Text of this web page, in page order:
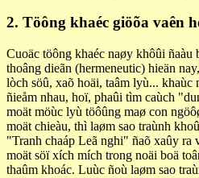
2. Töông khaéc giöõa vaên
Cuoäc töông khaéc naøy khôûi
thoâng dieãn (hermeneutic) hieän
lòch söû, xaõ hoäi, taâm lyù... khaùc
ñieåm nhau, hoï, phaûi tìm caùch
moät möùc lyù töôûng maø con
moät chieàu, thì laøm sao traùnh
"Tranh chaáp Leã nghi" ñaõ xaûy ra
moät söï xích mích trong noäi boä
thaûm khoác. Luùc ñoù laøm sao